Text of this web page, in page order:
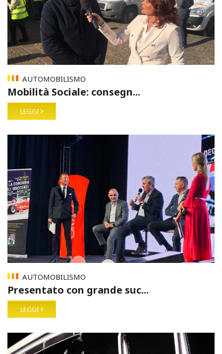
AUTOMOBILISMO
Mobilità Sociale: consegn...
LEGGI
AUTOMOBILISMO
Presentato con grande suc...
LEGGI